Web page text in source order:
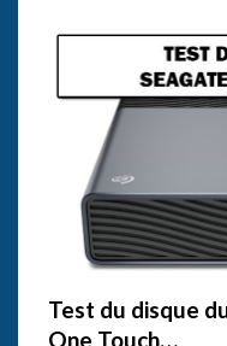
Test du disque
One Touch…